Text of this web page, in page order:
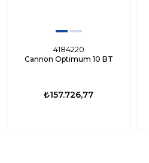
4184220
Cannon Optimum 10 BT
₺157.726,77